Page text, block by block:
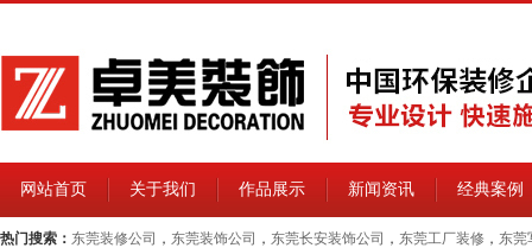
网站首页 关于我们 作品展示 新闻资讯 经典案例
热门搜索： 东莞装修公司 ， 东莞装饰公司 ， 东莞长安装饰公司 ， 东莞工厂装修 ， 东莞